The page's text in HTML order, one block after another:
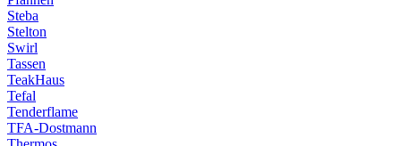
Steba
Stelton
Swirl
Tassen
TeakHaus
Tefal
Tenderflame
TFA-Dostmann